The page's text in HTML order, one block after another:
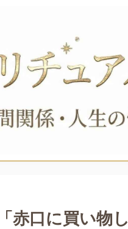
赤口に買い物